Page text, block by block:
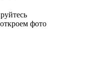
фото